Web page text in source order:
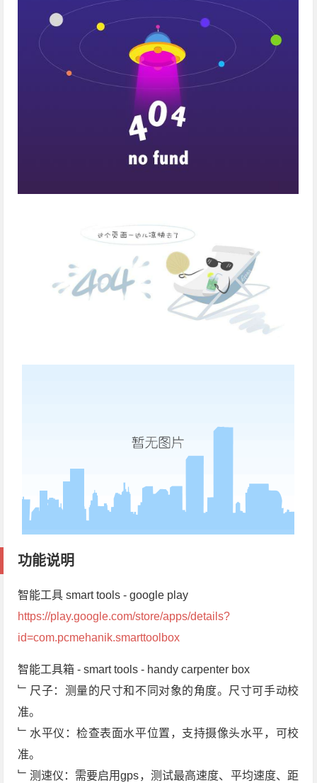
功能说明
智能工具 smart tools - google play
https://play.google.com/store/apps/details?
id=com.pcmehanik.smarttoolbox
智能工具箱 - smart tools - handy carpenter box
﹂尺子：测量的尺寸和不同对象的角度。尺寸可手动校
准。
﹂水平仪：检查表面水平位置，支持摄像头水平，可校
准。
﹂测速仪：需要启用gps，测试最高速度、平均速度、距